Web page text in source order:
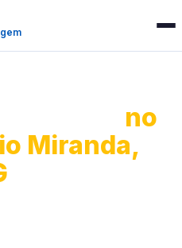
no
Miranda,